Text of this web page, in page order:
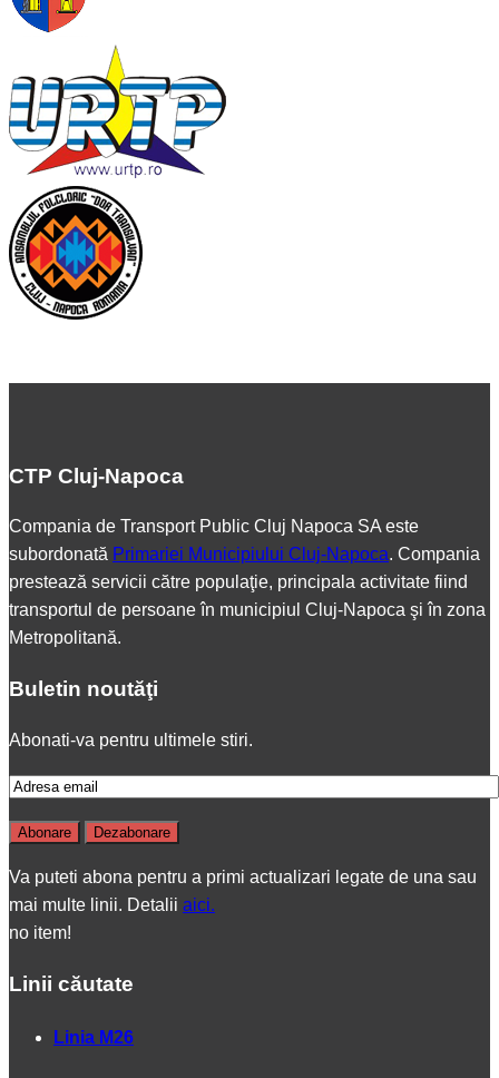
CTP Cluj-Napoca
Compania de Transport Public Cluj Napoca SA este
subordonată Primariei Municipiului Cluj-Napoca. Compania
prestează servicii către populaţie, principala activitate fiind
transportul de persoane în municipiul Cluj-Napoca şi în zona
Metropolitană.
Buletin noutăţi
Abonati-va pentru ultimele stiri.
Va puteti abona pentru a primi actualizari legate de una sau
mai multe linii. Detalii aici.
no item!
Linii căutate
Linia M26